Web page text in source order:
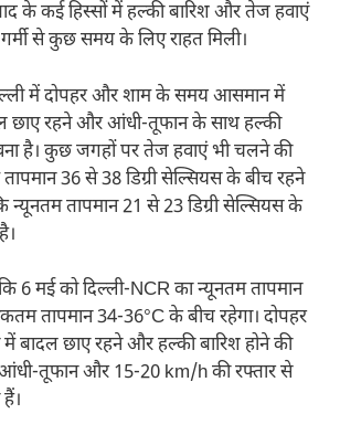
के कई हिस्सों में हल्की बारिश और तेज हवाएं
से कुछ समय के लिए राहत मिली।
में दोपहर और शाम के समय आसमान में
रहने और आंधी-तूफान के साथ हल्की
है। कुछ जगहों पर तेज हवाएं भी चलने की
36 से 38 डिग्री सेल्सियस के बीच रहने
तापमान 21 से 23 डिग्री सेल्सियस के
6 मई को दिल्ली-NCR का न्यूनतम तापमान
तापमान 34-36°C के बीच रहेगा। दोपहर
बादल छाए रहने और हल्की बारिश होने की
आंधी-तूफान और 15-20 km/h की रफ्तार से